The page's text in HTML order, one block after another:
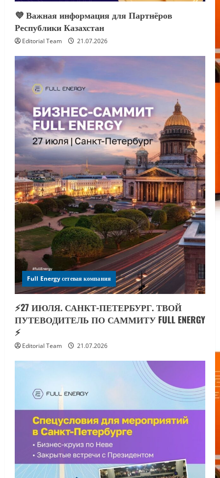
💜 Важная информация для Партнёров
Республики Казахстан
Editorial Team 21.07.2026
Full Energy сетевая компания
⚡️27 ИЮЛЯ. САНКТ-ПЕТЕРБУРГ. ТВОЙ
ПУТЕВОДИТЕЛЬ ПО САММИТУ FULL ENERGY
⚡️
Editorial Team 21.07.2026